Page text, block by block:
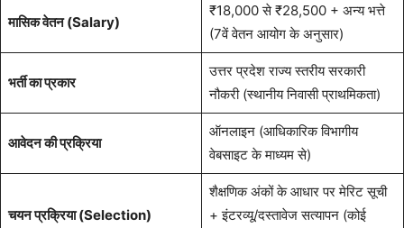
मासिक वेतन (Salary)
₹18,000 से ₹28,500 + अन्य भत्ते
(7वें वेतन आयोग के अनुसार)
भर्ती का प्रकार
उत्तर प्रदेश राज्य स्तरीय सरकारी
नौकरी (स्थानीय निवासी प्राथमिकता)
आवेदन की प्रक्रिया
ऑनलाइन (आधिकारिक विभागीय
वेबसाइट के माध्यम से)
चयन प्रक्रिया (Selection)
शैक्षणिक अंकों के आधार पर मेरिट सूची
+ इंटरव्यू/दस्तावेज सत्यापन (कोई